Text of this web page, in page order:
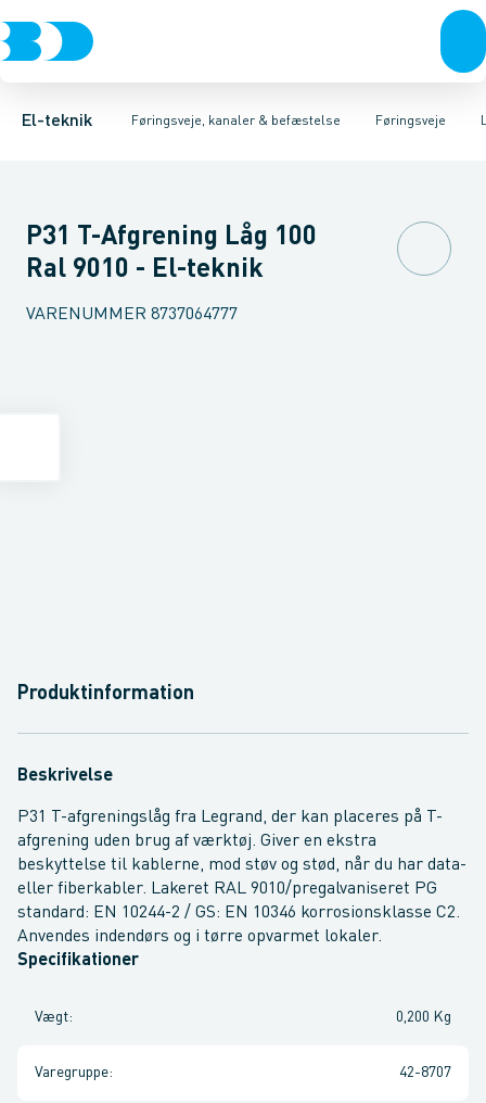
El-teknik Føringsveje, kanaler & befæstelse
Afbrydere, stikkontakter & lampeudtagForgreningsmateriel
Føringsveje
Føringsveje Installationskanaler for gulvInstallationskanaler
Gitterbakke Endestykke til kabelbakkeMontageplade til
P31 T-Afgrening Låg 100
Ral 9010 - El-teknik
VARENUMMER 8737064777
Produktinformation
Beskrivelse
P31 T-afgreningslåg fra Legrand, der kan placeres på T-
afgrening uden brug af værktøj. Giver en ekstra
beskyttelse til kablerne, mod støv og stød, når du har data-
eller fiberkabler. Lakeret RAL 9010/pregalvaniseret PG
standard: EN 10244-2 / GS: EN 10346 korrosionsklasse C2.
Anvendes indendørs og i tørre opvarmet lokaler.
Specifikationer
Vægt: 0,200 Kg
Varegruppe: 42-8707